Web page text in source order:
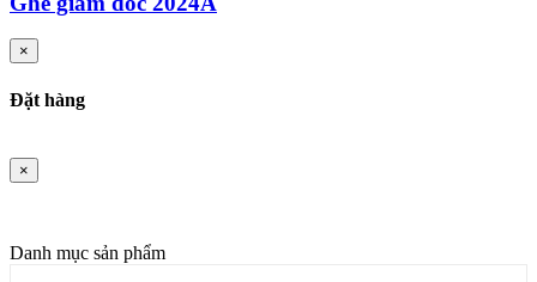
×
Đặt hàng
×
Danh mục sản phẩm